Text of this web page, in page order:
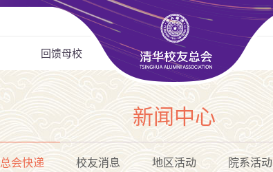
回馈母校
新闻中心
总会快递 校友消息 地区活动 院系活动